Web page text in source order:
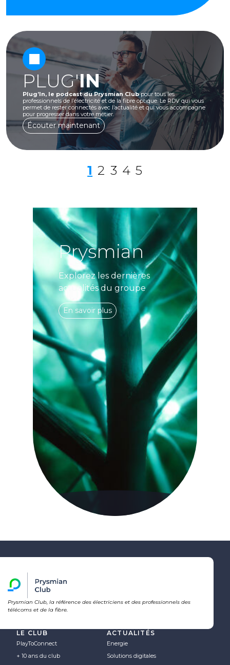
PLUG'IN
Plug’In, le podcast du Prysmian Clubpour tous les
professionnels de l’électricité et de la fibre optique. Le RDV qui vous
permet de rester connectés avec l’actualité et qui vous accompagne
pour progresser dans votre métier.
Écouter maintenant
Page précédente
1 2 3 4 5
Prysmian
Explorez les dernières
actualités du groupe
En savoir plus
Prysmian Club, la référence des électriciens et des professionnels des
télécoms et de la fibre.
LE CLUB
PlayToConnect
+ 10 ans du club
ACTUALITÉS
Energie
Solutions digitales